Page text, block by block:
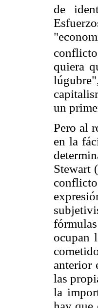
de
quiera
un
Pero al
en la
Stewart
ocupan
anterior
las
la